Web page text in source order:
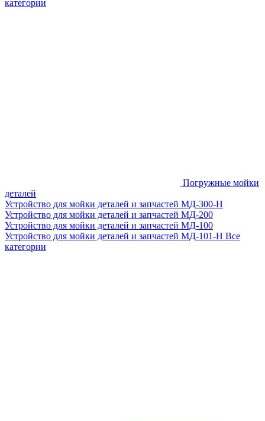
категории
Погружные мойки
деталей
Устройство для мойки деталей и запчастей МД-300-H
Устройство для мойки деталей и запчастей МД-200
Устройство для мойки деталей и запчастей МД-100
Устройство для мойки деталей и запчастей МД-101-Н Все
категории